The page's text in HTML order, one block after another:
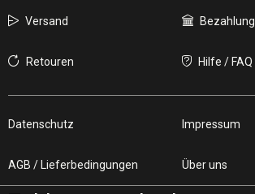
Versand Bezahlung
Retouren Hilfe / FAQ
Datenschutz Impressum
AGB / Lieferbedingungen Über uns